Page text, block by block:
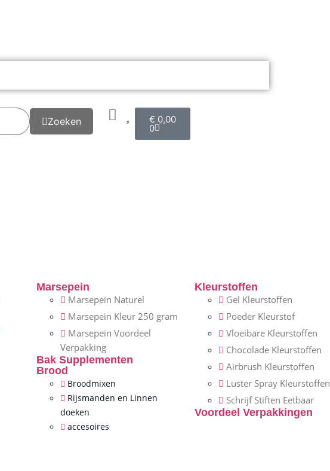
Zoeken € 0,00
0
Marsepein
Marsepein Naturel
Marsepein Kleur 250 gram
Marsepein Voordeel
Verpakking
Bak Supplementen
Brood
Broodmixen
Rijsmanden en Linnen
doeken
accesoires
Kleurstoffen
Gel Kleurstoffen
Poeder Kleurstof
Vloeibare Kleurstoffen
Chocolade Kleurstoffen
Airbrush Kleurstoffen
Luster Spray Kleurstoffen
Schrijf Stiften Eetbaar
Voordeel Verpakkingen